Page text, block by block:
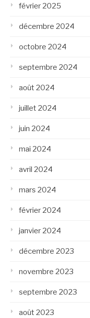
février 2025
décembre 2024
octobre 2024
septembre 2024
août 2024
juillet 2024
juin 2024
mai 2024
avril 2024
mars 2024
février 2024
janvier 2024
décembre 2023
novembre 2023
septembre 2023
août 2023